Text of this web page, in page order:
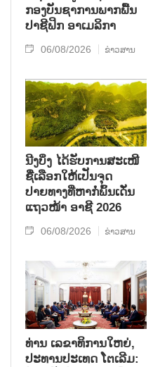
ກອງ​ບັນ​ຊາ​ການພາກ​ພື້ນ​
ປາ​ຊີ​ຟິກ ອາ​ເມ​ລິ​ກາ
06/08/2026 ຂ່າວສານ
ນີງບິ່ງ ໄດ້ຮັບການສະເໜີ
ຊື່ເລືອກໃຫ້ເປັນຈຸດ
ປາຍທາງທີ່ຫາກໍ່ພົ້ນເດັ່ນ
ແຖວໜ້າ ອາຊີ 2026
06/08/2026 ຂ່າວສານ
ທ່ານ ເລຂາທິການໃຫຍ່,
ປະທານປະເທດ ໂຕເລີມ: